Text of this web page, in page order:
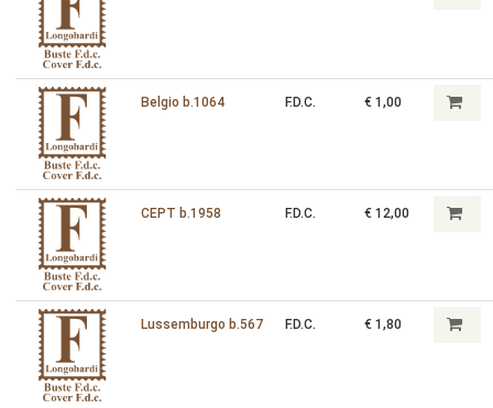
Belgio b.1064 F.D.C. € 1,00
CEPT b.1958 F.D.C. € 12,00
Lussemburgo b.567 F.D.C. € 1,80